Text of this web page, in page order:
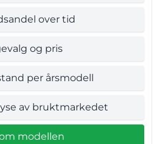
over tid
og pris
per årsmodell
av bruktmarkedet
modellen